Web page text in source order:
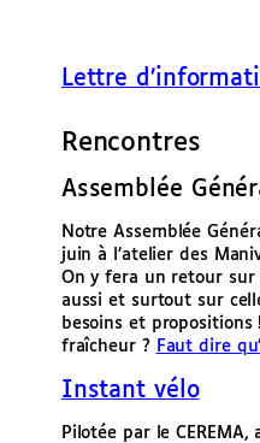
Lettre
Rencontres
Assemblée
Notre Assemblée
juin à l’atelier des
On y fera un retour sur
aussi et surtout sur
besoins et propositions
fraîcheur ? Faut dire
Instant vélo
Pilotée par le